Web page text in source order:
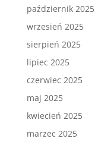
październik 2025
wrzesień 2025
sierpień 2025
lipiec 2025
czerwiec 2025
maj 2025
kwiecień 2025
marzec 2025